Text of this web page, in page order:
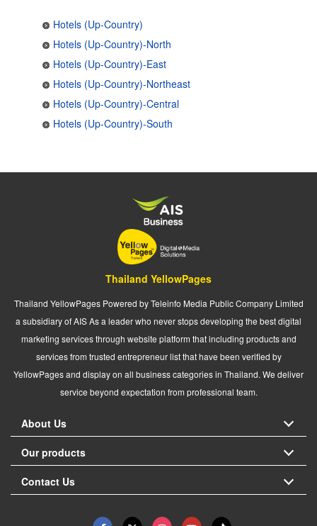
Hotels (Up-Country)
Hotels (Up-Country)-North
Hotels (Up-Country)-East
Hotels (Up-Country)-Northeast
Hotels (Up-Country)-Central
Hotels (Up-Country)-South
Thailand YellowPages
Thailand YellowPages Powered by Teleinfo Media Public Company Limited
a subsidiary of AIS As a leader who never stops developing the best digital
marketing services through website platform that including products and
services from trusted entrepreneur list that have been verified by
YellowPages and display on all business categories in Thailand. We deliver
service beyond expectation from professional team.
About Us
Our products
Contact Us